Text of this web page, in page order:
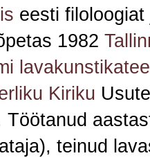
eesti
1982
Kiriku
Töötanud
teinud